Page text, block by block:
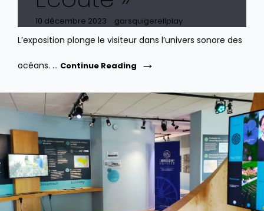
Posted
10 décembre 2023 garsquigerellplay
L’exposition plonge le visiteur dans l’univers sonore des
océans. … Continue Reading Cité
Mer
Cherbourg.
Exposition
Océan
Écoute